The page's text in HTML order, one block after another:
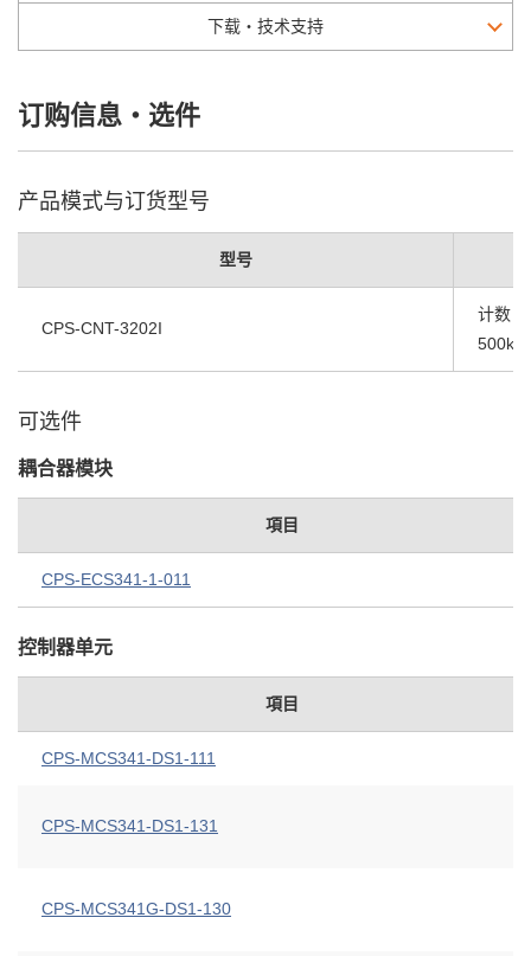
下载・技术支持
订购信息・选件
产品模式与订货型号
型号
CPS-CNT-3202I
计数
可选件
耦合器模块
項目
CPS-ECS341-1-011
控制器单元
項目
CPS-MCS341-DS1-111
CPS-MCS341-DS1-131
CPS-MCS341G-DS1-130